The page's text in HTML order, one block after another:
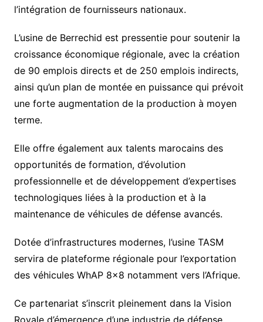
l’intégration de fournisseurs nationaux.
L’usine de Berrechid est pressentie pour soutenir la
croissance économique régionale, avec la création
de 90 emplois directs et de 250 emplois indirects,
ainsi qu’un plan de montée en puissance qui prévoit
une forte augmentation de la production à moyen
terme.
Elle offre également aux talents marocains des
opportunités de formation, d’évolution
professionnelle et de développement d’expertises
technologiques liées à la production et à la
maintenance de véhicules de défense avancés.
Dotée d’infrastructures modernes, l’usine TASM
servira de plateforme régionale pour l’exportation
des véhicules WhAP 8×8 notamment vers l’Afrique.
Ce partenariat s’inscrit pleinement dans la Vision